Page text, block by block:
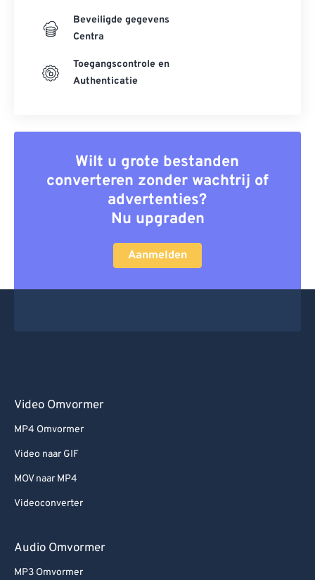
Beveiligde gegevens
Centra
Toegangscontrole en
Authenticatie
Wilt u grote bestanden
converteren zonder wachtrij of
advertenties?
Nu upgraden
Aanmelden
Video Omvormer
MP4 Omvormer
Video naar GIF
MOV naar MP4
Videoconverter
Audio Omvormer
MP3 Omvormer